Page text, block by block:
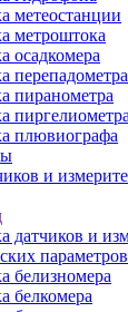
метеостанции
метроштока
осадкомера
перепадометра
пиранометра
пиргелиометра
плювиографа
и
датчиков и
параметров
белизномера
белкомера